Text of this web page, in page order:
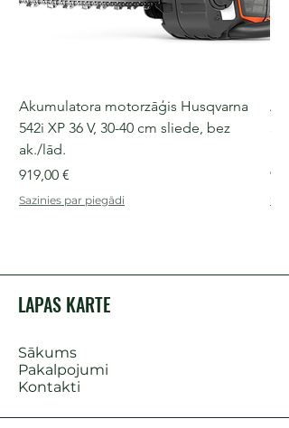
Akumulatora motorzāģis Husqvarna
542i XP 36 V, 30-40 cm sliede, bez
ak./lād.
Cena
919,00 €
Sazinies par piegādi
LAPAS KARTE
Sākums
Pakalpojumi
Kontakti